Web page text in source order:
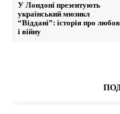
У Лондоні презентують
український мюзикл
“Віддані”: історія про любов
і війну